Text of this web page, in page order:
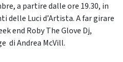
a partire dalle ore 19.30, in
delle Luci d’Artista. A far girare
end Roby The Glove Dj,
di Andrea McVill.